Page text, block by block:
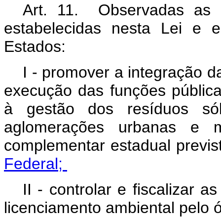
Art. 11. Observadas as
estabelecidas nesta Lei e
Estados:
I - promover a integração
execução das funções
à gestão dos resíduos
aglomerações urbanas e
complementar estadual
Federal;
II - controlar e fiscalizar
licenciamento ambiental pelo